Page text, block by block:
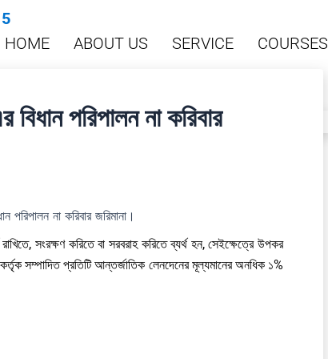
HOME ABOUT US SERVICE COURSES
পরিপালন না করিবার
না করিবার জরিমানা।
সংরক্ষণ করিতে বা সরবরাহ করিতে ব্যর্থ হন, সেইক্ষেত্রে উপকর
সম্পাদিত প্রতিটি আন্তর্জাতিক লেনদেনের মূল্যমানের অনধিক ১%